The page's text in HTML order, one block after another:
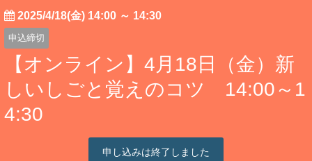
2025/4/18(金) 14:00 ～ 14:30
申込締切
【オンライン】4月18日（金）新
しいしごと覚えのコツ 14:00～1
4:30
申し込みは終了しました